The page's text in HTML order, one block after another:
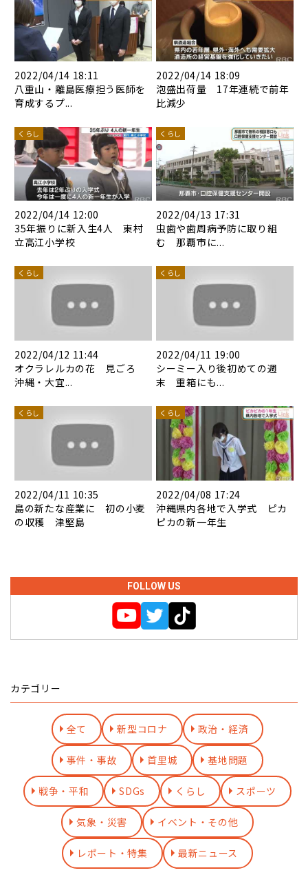
2022/04/14 18:11
八重山・離島医療担う医師を
育成するプ...
2022/04/14 18:09
泡盛出荷量 17年連続で前年
比減少
くらし
2022/04/14 12:00
35年振りに新入生4人 東村
立高江小学校
くらし
2022/04/13 17:31
虫歯や歯周病予防に取り組
む 那覇市に...
くらし
2022/04/12 11:44
オクラレルカの花 見ごろ
沖縄・大宜...
くらし
2022/04/11 19:00
シーミー入り後初めての週
末 重箱にも...
くらし
2022/04/11 10:35
島の新たな産業に 初の小麦
の収穫 津堅島
くらし
2022/04/08 17:24
沖縄県内各地で入学式 ピカ
ピカの新一年生
FOLLOW US
カテゴリー
全て 新型コロナ 政治・経済
事件・事故 首里城 基地問題
戦争・平和 SDGs くらし スポーツ
気象・災害 イベント・その他
レポート・特集 最新ニュース